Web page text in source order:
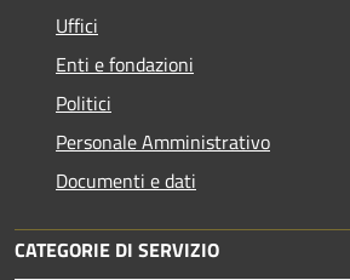
Uffici
Enti e fondazioni
Politici
Personale Amministrativo
Documenti e dati
CATEGORIE DI SERVIZIO